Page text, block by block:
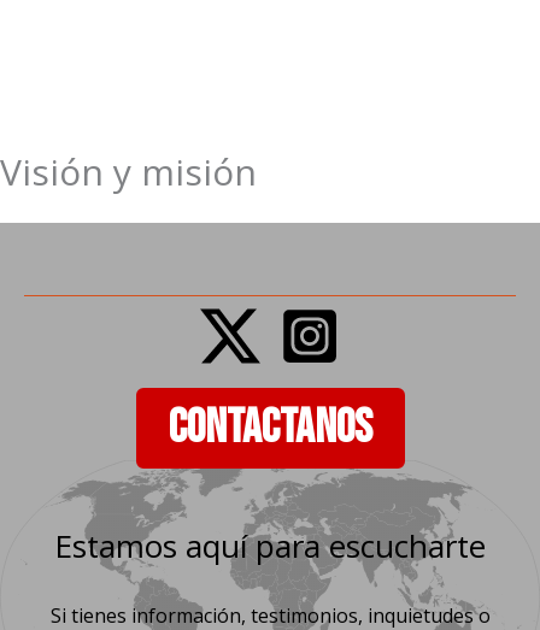
Ir
Visión y misión
CONTACTANOS
Estamos aquí para escucharte
Si tienes información, testimonios, inquietudes o